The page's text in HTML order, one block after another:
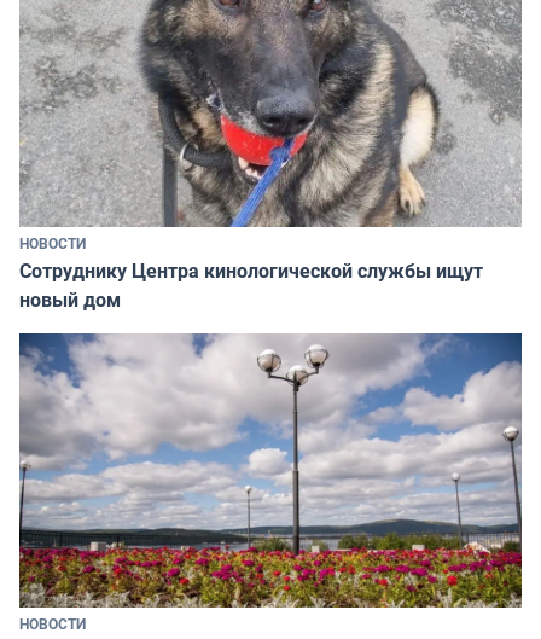
НОВОСТИ
Сотруднику Центра кинологической службы ищут
новый дом
НОВОСТИ